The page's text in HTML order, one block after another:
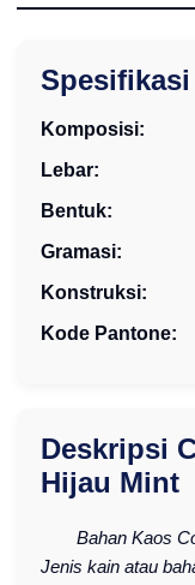
Komposisi:
Lebar:
Bentuk:
Gramasi:
Konstruksi:
Kode Pantone:
Deskripsi
Hijau Mint
Bahan Kaos
Jenis kain atau